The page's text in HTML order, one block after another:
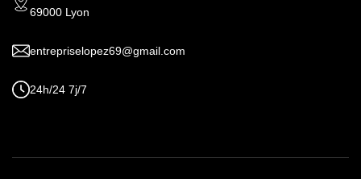
69000 Lyon
entrepriselopez69@gmail.com
24h/24 7j/7